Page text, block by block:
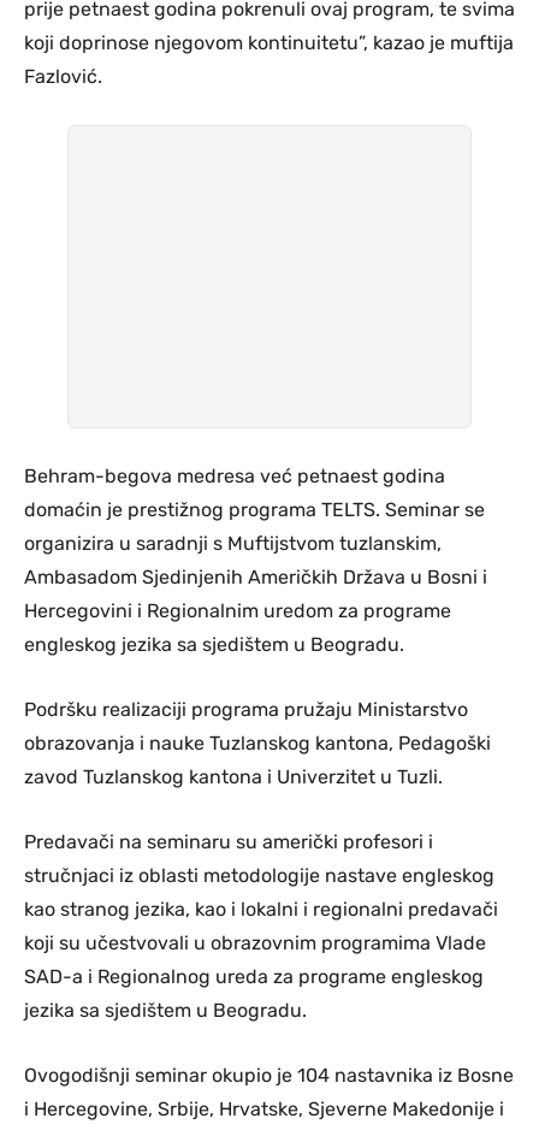
prije petnaest godina pokrenuli ovaj program, te svima
koji doprinose njegovom kontinuitetu”, kazao je muftija
Fazlović.
Behram-begova medresa već petnaest godina
domaćin je prestižnog programa TELTS. Seminar se
organizira u saradnji s Muftijstvom tuzlanskim,
Ambasadom Sjedinjenih Američkih Država u Bosni i
Hercegovini i Regionalnim uredom za programe
engleskog jezika sa sjedištem u Beogradu.
Podršku realizaciji programa pružaju Ministarstvo
obrazovanja i nauke Tuzlanskog kantona, Pedagoški
zavod Tuzlanskog kantona i Univerzitet u Tuzli.
Predavači na seminaru su američki profesori i
stručnjaci iz oblasti metodologije nastave engleskog
kao stranog jezika, kao i lokalni i regionalni predavači
koji su učestvovali u obrazovnim programima Vlade
SAD-a i Regionalnog ureda za programe engleskog
jezika sa sjedištem u Beogradu.
Ovogodišnji seminar okupio je 104 nastavnika iz Bosne
i Hercegovine, Srbije, Hrvatske, Sjeverne Makedonije i